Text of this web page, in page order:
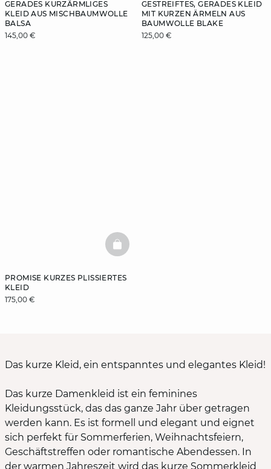
GERADES KURZÄRMLIGES
KLEID AUS MISCHBAUMWOLLE
BALSA
145,00 €
GESTREIFTES, GERADES KLEID
MIT KURZEN ÄRMELN AUS
BAUMWOLLE BLAKE
125,00 €
PROMISE KURZES PLISSIERTES
KLEID
175,00 €
BASKETFULL
Das kurze Kleid, ein entspanntes und elegantes Kleid!
Das kurze Damenkleid ist ein feminines
Kleidungsstück, das das ganze Jahr über getragen
werden kann. Es ist formell und elegant und eignet
sich perfekt für Sommerferien, Weihnachtsfeiern,
Geschäftstreffen oder romantische Abendessen. In
der warmen Jahreszeit wird das kurze Sommerkleid